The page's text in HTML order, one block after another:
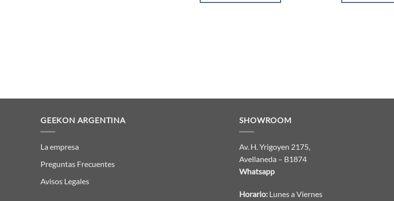
GEEKON ARGENTINA
La empresa
Preguntas Frecuentes
Avisos Legales
SHOWROOM
Av. H. Yrigoyen 2175,
Avellaneda – B1874
Whatsapp
Horario: Lunes a Viernes